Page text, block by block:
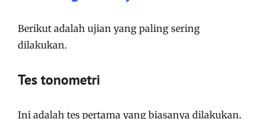
Berikut adalah ujian yang paling sering
dilakukan.
Tes tonometri
Ini adalah tes pertama yang biasanya dilakukan.